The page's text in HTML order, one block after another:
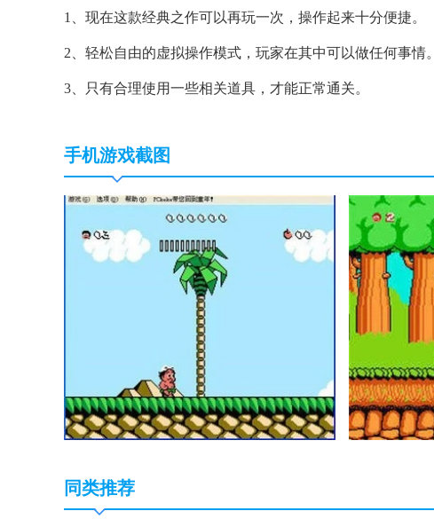
1、现在这款经典之作可以再玩一次，操作起来十分便捷。
2、轻松自由的虚拟操作模式，玩家在其中可以做任何事情。
3、只有合理使用一些相关道具，才能正常通关。
手机游戏截图
同类推荐